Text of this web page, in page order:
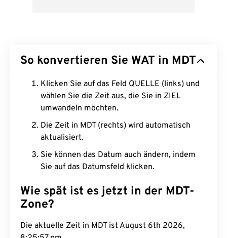
So konvertieren Sie WAT in MDT
Klicken Sie auf das Feld QUELLE (links) und
wählen Sie die Zeit aus, die Sie in ZIEL
umwandeln möchten.
Die Zeit in MDT (rechts) wird automatisch
aktualisiert.
Sie können das Datum auch ändern, indem
Sie auf das Datumsfeld klicken.
Wie spät ist es jetzt in der MDT-
Zone?
Die aktuelle Zeit in MDT ist August 6th 2026,